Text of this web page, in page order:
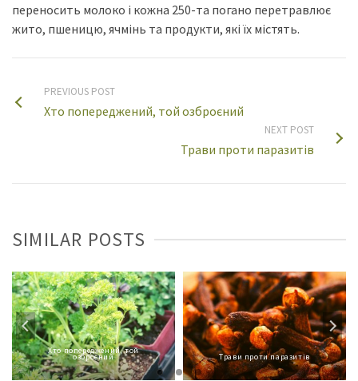
переносить молоко і кожна 250-та погано перетравлює
жито, пшеницю, ячмінь та продукти, які їх містять.
PREVIOUS POST
Хто попереджений, той озброєний
NEXT POST
Трави проти паразитів
SIMILAR POSTS
Хто попереджений, той
озброєний Трави проти паразитів